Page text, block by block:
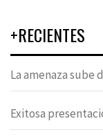
+RECIENTES
La amenaza sube
Exitosa